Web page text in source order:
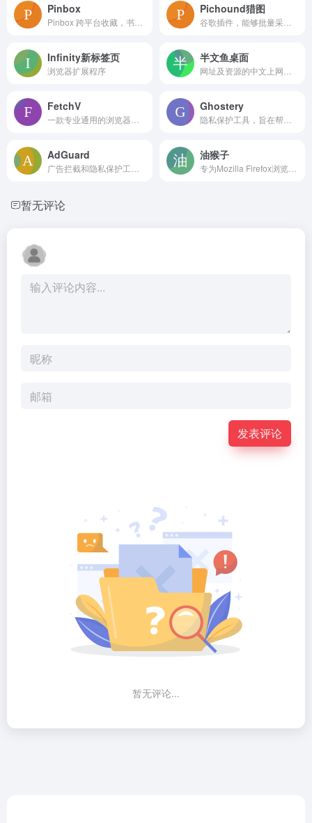
Pinbox Pichound猎图
Infinity新标签页
浏览器扩展程序
半文鱼桌面
FetchV Ghostery
AdGuard 油猴子
暂无评论
发表评论
暂无评论...